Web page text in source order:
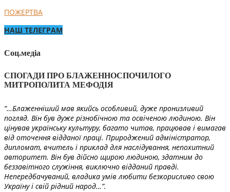
ПОЖЕРТВА
НАШ ТЕЛЕГРАМ
Соц.медіа
СПОГАДИ ПРО БЛАЖЕННОСПОЧИЛОГО
МИТРОПОЛИТА МЕФОДІЯ
“…Блаженніший мав якийсь особливий, дуже пронизливий
погляд. Він був дуже різнобічною та освіченою людиною. Він
цінував українську культуру, багато читав, працював і вимагав
від оточення відданої праці. Природжений адміністратор,
дипломат, вчитель і приклад для наслідування, непохитний
авторитет. Він був дійсно щирою людиною, здатним до
беззавітного служіння, виключно відданий правді.
Непередбачуваний, владика умів любити безкорисливо свою
Україну і свій рідний народ…”.